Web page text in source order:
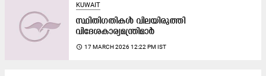
KUWAIT
സ്ഥിതിഗതികൾ വിലയിരുത്തി
വിദേശകാര്യമന്ത്രിമാർ
access_time 17 MARCH 2026 12:22 PM IST